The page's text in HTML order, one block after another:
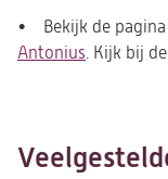
• Bekijk de pagina
Antonius. Kijk bij